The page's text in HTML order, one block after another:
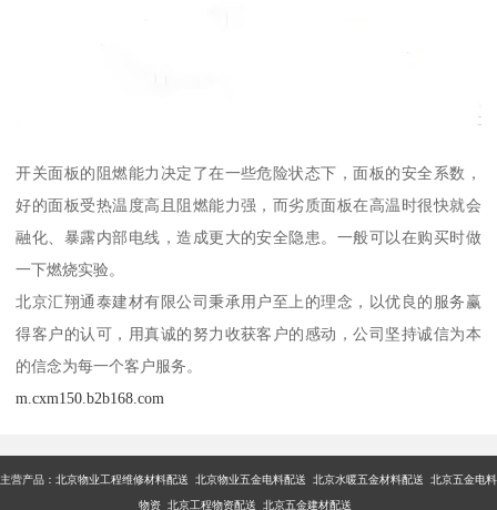
开关面板的阻燃能力决定了在一些危险状态下，面板的安全系数，
好的面板受热温度高且阻燃能力强，而劣质面板在高温时很快就会
融化、暴露内部电线，造成更大的安全隐患。一般可以在购买时做
一下燃烧实验。
北京汇翔通泰建材有限公司秉承用户至上的理念，以优良的服务赢
得客户的认可，用真诚的努力收获客户的感动，公司坚持诚信为本
的信念为每一个客户服务。
m.cxm150.b2b168.com
主营产品： 北京物业工程维修材料配送 北京物业五金电料配送 北京水暖五金材料配送 北京五金电料
物资 北京工程物资配送 北京五金建材配送